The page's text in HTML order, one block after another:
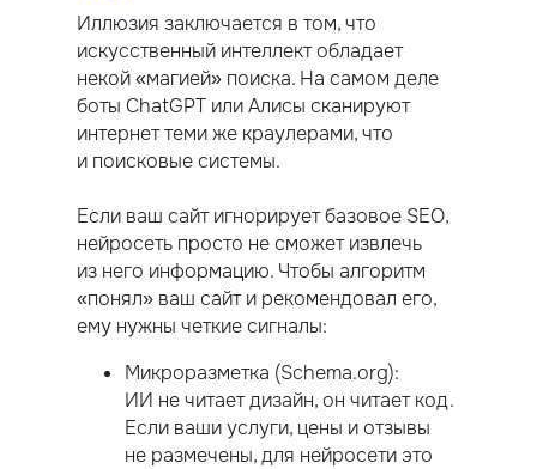
Иллюзия заключается в том, что
искусственный интеллект обладает
некой «магией» поиска. На самом деле
боты ChatGPT или Алисы сканируют
интернет теми же краулерами, что
и поисковые системы.
Если ваш сайт игнорирует базовое SEO,
нейросеть просто не сможет извлечь
из него информацию. Чтобы алгоритм
«понял» ваш сайт и рекомендовал его,
ему нужны четкие сигналы:
Микроразметка (Schema.org):
ИИ не читает дизайн, он читает код.
Если ваши услуги, цены и отзывы
не размечены, для нейросети это